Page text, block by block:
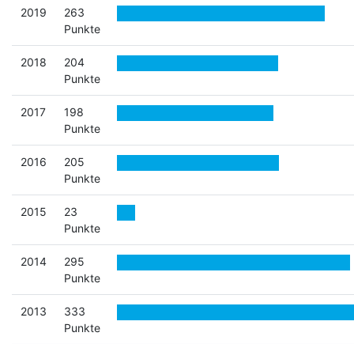
2019
263
Punkte
2018
204
Punkte
2017
198
Punkte
2016
205
Punkte
2015
23
Punkte
2014
295
Punkte
2013
333
Punkte